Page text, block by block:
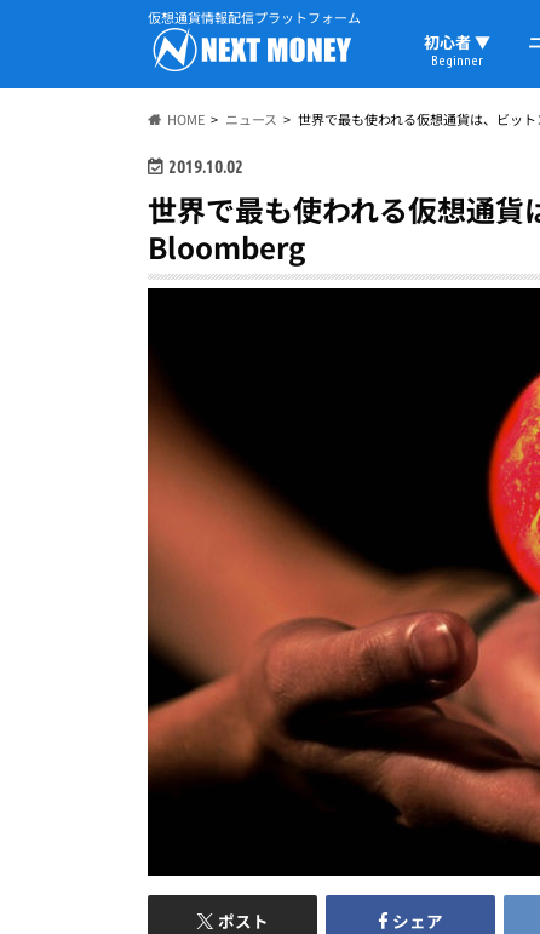
仮想通貨情報配信プラットフォーム
初心者 ▼
Beginner
HOME ニュース 世界で最も使われる仮想通貨は、ビッ
2019.10.02
世界で最も使われる仮想通貨
Bloomberg
ポスト シェア